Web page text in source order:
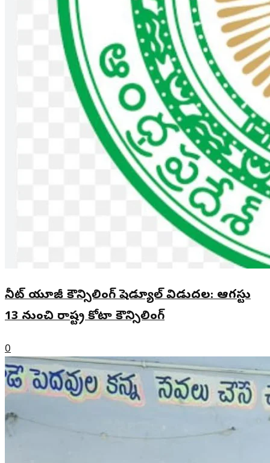
నీట్ యూజీ కౌన్సిలింగ్ షెడ్యూల్ విడుదల: ఆగస్టు
13 నుంచి రాష్ట్ర కోటా కౌన్సిలింగ్
0